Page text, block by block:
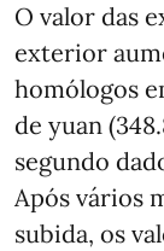
O valor das
exterior
homólogos
de yuan
segundo
Após vários
subida, os